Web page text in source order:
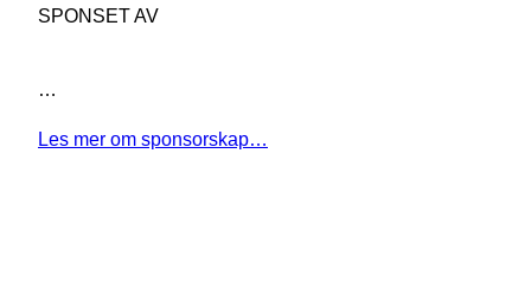
SPONSET AV
…
Les mer om sponsorskap…